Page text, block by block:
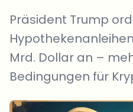
Präsident Trump
Mrd. Dollar an –
Bedingungen für